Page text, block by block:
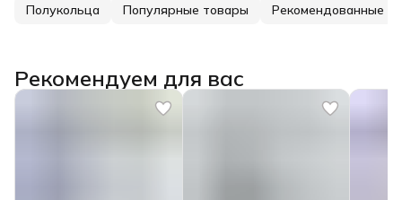
Полукольца Популярные товары Рекомендованные
Рекомендуем для вас